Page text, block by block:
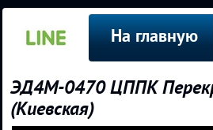
На главную
ЭД4М-0470 ЦППК
(Киевская)